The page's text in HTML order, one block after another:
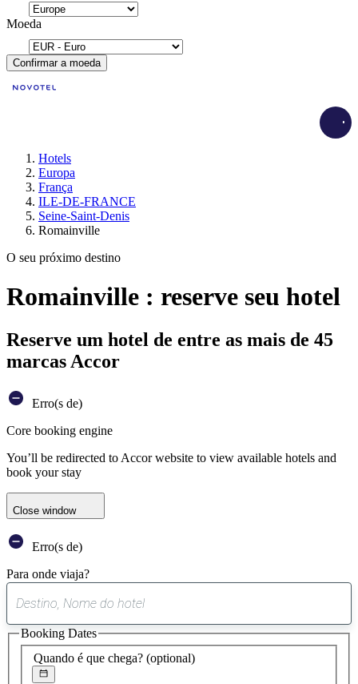
Moeda
Confirmar a moeda
Hotels
Europa
França
ILE-DE-FRANCE
Seine-Saint-Denis
Romainville
O seu próximo destino
Romainville : reserve seu hotel
Reserve um hotel de entre as mais de 45
marcas Accor
Erro(s de)
Core booking engine
You’ll be redirected to Accor website to view available hotels and
book your stay
Close window
Erro(s de)
Para onde viaja?
sugestão
encontrada
Quando é que chega? (optional)
Booking Dates